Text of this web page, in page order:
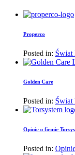
Properco
Posted in: Świat
Golden Care
Posted in: Świat
Opinie o firmie
Posted in: